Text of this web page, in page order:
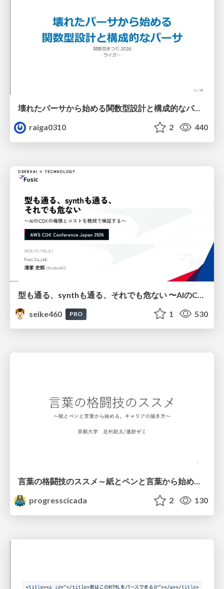
壊れたパーサから始める関数型設計と構成的なパーサ #fp_matsuri
raiga0310
2 440
seike460
PRO 1 530
言葉の格闘技のススメ～紙とペンと言葉から始める、キャリアの描き方～
progresscicada
2 130